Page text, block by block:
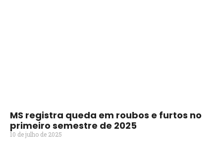
MS registra queda em roubos e furtos no
primeiro semestre de 2025
10 de julho de 2025